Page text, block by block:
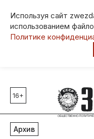
Используя сайт
использованием
Политике
Главные темы
80 лет Победы
Молодежная
16+
Архив